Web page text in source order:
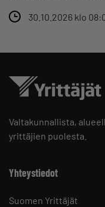
30.10.2026 klo
Valtakunnallista,
yrittäjien puolesta.
Yhteystiedot
Suomen Yrittäjät